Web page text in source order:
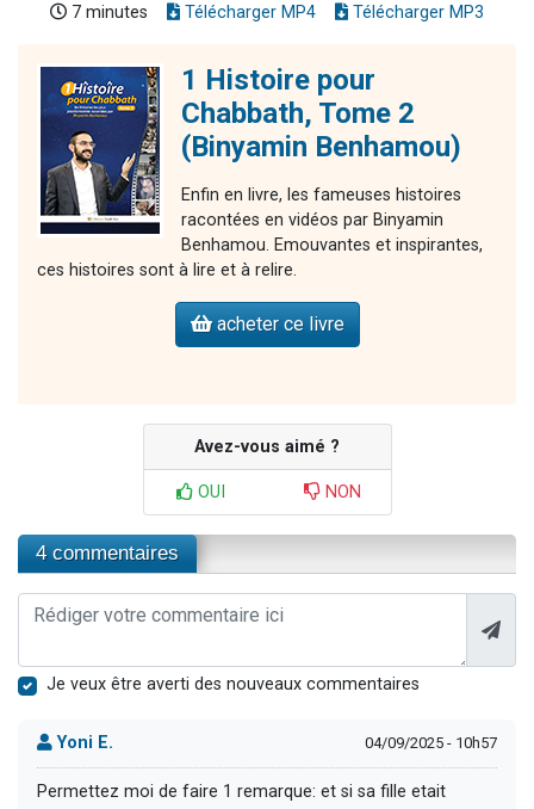
7 minutes Télécharger MP4 Télécharger MP3
1 Histoire pour
Chabbath, Tome 2
(Binyamin Benhamou)
Enfin en livre, les fameuses histoires
racontées en vidéos par Binyamin
Benhamou. Emouvantes et inspirantes,
ces histoires sont à lire et à relire.
acheter ce livre
Avez-vous aimé ?
OUI NON
4 commentaires
Je veux être averti des nouveaux commentaires
Yoni E. 04/09/2025 - 10h57
Permettez moi de faire 1 remarque: et si sa fille etait